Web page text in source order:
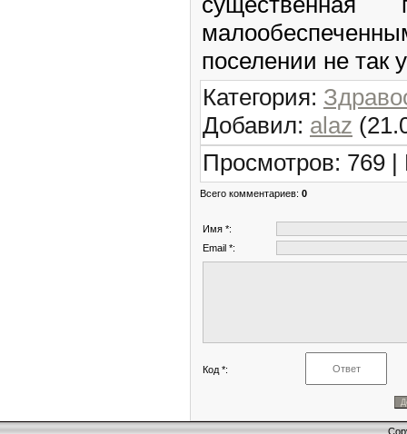
поселении не так
Категория:
Добавил: alaz
Просмотров: 769 |
Всего комментариев: 0
Имя *:
Email *:
Код *: